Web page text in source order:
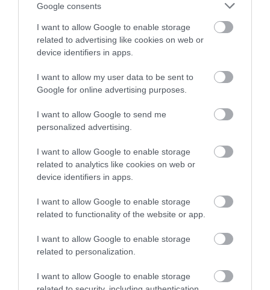
Google consents
I want to allow Google to enable storage
related to advertising like cookies on web or
device identifiers in apps.
I want to allow my user data to be sent to
Google for online advertising purposes.
I want to allow Google to send me
personalized advertising.
I want to allow Google to enable storage
related to analytics like cookies on web or
device identifiers in apps.
I want to allow Google to enable storage
related to functionality of the website or app.
I want to allow Google to enable storage
related to personalization.
I want to allow Google to enable storage
KÉT AUTÓ ÜTKÖZÖTT BOGÁCSON, A
MENTŐK IS A HELYSZÍNRE ÉRKE...
2026. augusztus 06|Riasztó
HÍREK A GARÁZSBÓL: CHERY TIGGO 9
PHEV LUXURY – A KÍNAI PR...
2026. augusztus 06
LAKÓÉPÜLETEK LÁNGOLTAK SZERDÁN